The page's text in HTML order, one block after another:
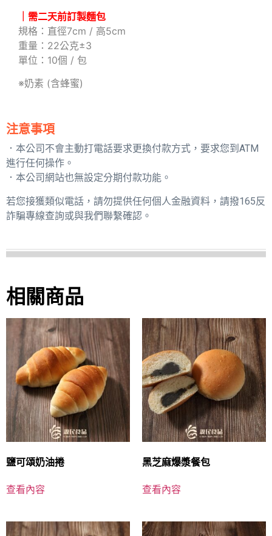
｜需二天前訂製麵包
規格：直徑7cm / 高5cm
重量：22公克±3
單位：10個 / 包
※奶素 (含蜂蜜)
注意事項
．本公司不會主動打電話要求更換付款方式，要求您到ATM
進行任何操作。
．本公司網站也無設定分期付款功能。
若您接獲類似電話，請勿提供任何個人金融資料，請撥165反
詐騙專線查詢或與我們聯繫確認。
相關商品
鹽可頌奶油捲
查看內容
黑芝麻爆漿餐包
查看內容